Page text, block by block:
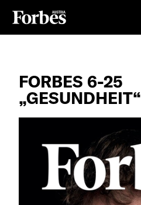
FORBES 6-25
„GESUNDHEIT“